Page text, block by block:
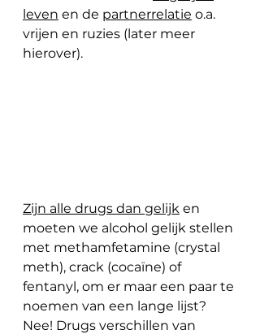
leven en de partnerrelatie o.a.
vrijen en ruzies (later meer
hierover).
Zijn alle drugs dan gelijk en
moeten we alcohol gelijk stellen
met methamfetamine (crystal
meth), crack (cocaïne) of
fentanyl, om er maar een paar te
noemen van een lange lijst?
Nee! Drugs verschillen van